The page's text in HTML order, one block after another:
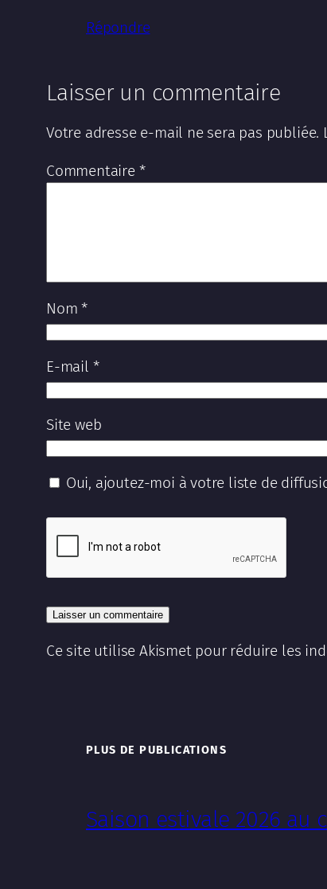
Répondre
Laisser un commentaire
Votre adresse e-mail ne sera pas publiée.
Commentaire *
Nom*
E-mail *
Site web
Oui, ajoutez-moi à votre liste de
Ce site utilise Akismet pour réduire les
PLUS DE PUBLICATIONS
Saison estivale 2026 au